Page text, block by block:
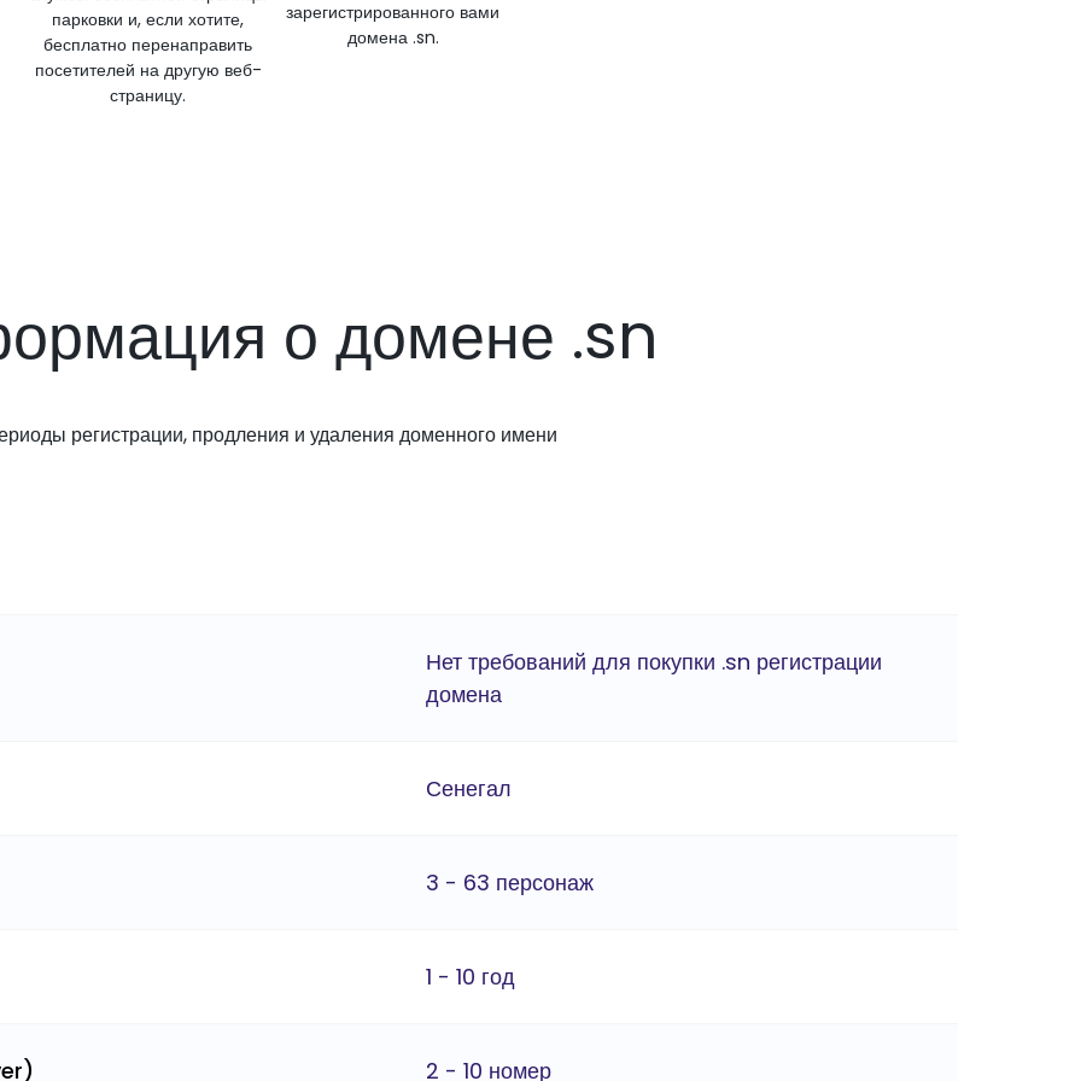
парковки и, если хотите,
бесплатно перенаправить
посетителей на другую веб-
страницу.
зарегистрированного вами
домена .sn.
о домене .sn
регистрации, продления и удаления доменного имени
Нет требований для покупки .sn регистрации
домена
Сенегал
3 - 63 персонаж
1 - 10 год
2 - 10 номер